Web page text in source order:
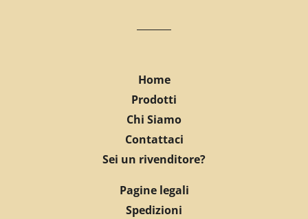
Home
Prodotti
Chi Siamo
Contattaci
Sei un rivenditore?
Pagine legali
Spedizioni